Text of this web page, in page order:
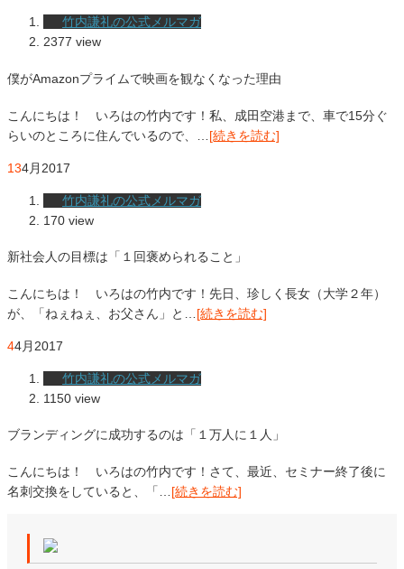
竹内謙礼の公式メルマガ
2377 view
僕がAmazonプライムで映画を観なくなった理由
こんにちは！ いろはの竹内です！私、成田空港まで、車で15分ぐ
らいのところに住んでいるので、… [続きを読む]
134月 2017
竹内謙礼の公式メルマガ
170 view
新社会人の目標は「１回褒められること」
こんにちは！ いろはの竹内です！先日、珍しく長女（大学２年）
が、「ねぇねぇ、お父さん」と… [続きを読む]
44月 2017
竹内謙礼の公式メルマガ
1150 view
ブランディングに成功するのは「１万人に１人」
こんにちは！ いろはの竹内です！さて、最近、セミナー終了後に
名刺交換をしていると、「… [続きを読む]